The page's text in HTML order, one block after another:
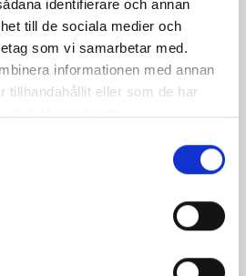
identifierare och annan
till de sociala medier och
som vi samarbetar med.
informationen med annan
tillhandahållit eller som de har
deras tjänster.
Jordgubbsfil 2,7%
1000g